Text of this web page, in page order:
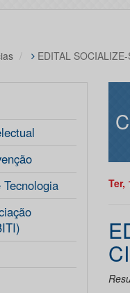
EDITAL
Ter,